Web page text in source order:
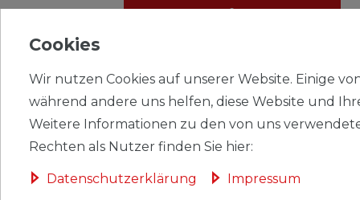
Briefmarken Berlin (West) 100
verschiedene Marken
postfrisch
13,49 € *
Cookies
Wir nutzen Cookies auf unserer Website. Einige
während andere uns helfen, diese Website und
Weitere Informationen zu den von uns
Rechten als Nutzer finden Sie hier:
Daten­schutz­erklärung Impressum